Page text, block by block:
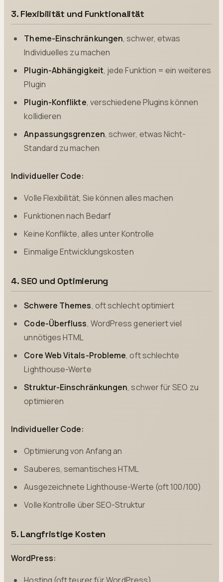
3. Flexibilität und Funktionalität
Theme-Einschränkungen, schwer, etwas
Individuelles zu machen
Plugin-Abhängigkeit, jede Funktion = ein weiteres
Plugin
Plugin-Konflikte, verschiedene Plugins können
kollidieren
Anpassungsgrenzen, schwer, etwas Nicht-
Standard zu machen
Individueller Code:
Volle Flexibilität, Sie können alles machen
Funktionen nach Bedarf
Keine Konflikte, alles unter Kontrolle
Einmalige Entwicklungskosten
4. SEO und Optimierung
Schwere Themes, oft schlecht optimiert
Code-Überfluss, WordPress generiert viel
unnötiges HTML
Core Web Vitals-Probleme, oft schlechte
Lighthouse-Werte
Struktur-Einschränkungen, schwer für SEO zu
optimieren
Individueller Code:
Optimierung von Anfang an
Sauberes, semantisches HTML
Ausgezeichnete Lighthouse-Werte (oft 100/100)
Volle Kontrolle über SEO-Struktur
5. Langfristige Kosten
WordPress: